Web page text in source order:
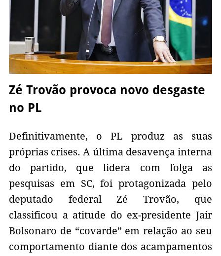
Zé Trovão provoca novo desgaste
no PL
Definitivamente, o PL produz as suas
próprias crises. A última desavença interna
do partido, que lidera com folga as
pesquisas em SC, foi protagonizada pelo
deputado federal Zé Trovão, que
classificou a atitude do ex-presidente Jair
Bolsonaro de “covarde” em relação ao seu
comportamento diante dos acampamentos